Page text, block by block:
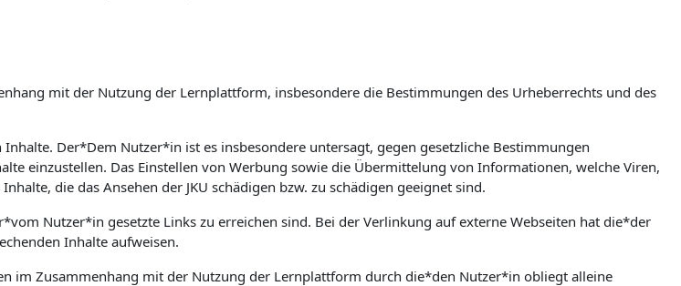
mit der Nutzung der Lernplattform, insbesondere die Bestimmungen des Urheberrechts und des
Der*Dem Nutzer*in ist es insbesondere untersagt, gegen gesetzliche Bestimmungen
einzustellen. Das Einstellen von Werbung sowie die Übermittelung von Informationen, welche Viren,
die das Ansehen der JKU schädigen bzw. zu schädigen geeignet sind.
Nutzer*in gesetzte Links zu erreichen sind. Bei der Verlinkung auf externe Webseiten hat die*der
Inhalte aufweisen.
im Zusammenhang mit der Nutzung der Lernplattform durch die*den Nutzer*in obliegt alleine